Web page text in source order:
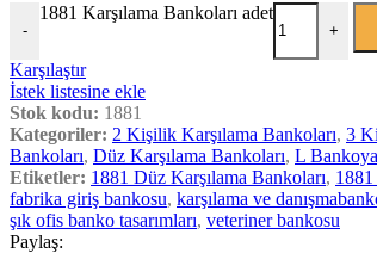
-
1881 Karşılama Bankoları adet
+
Karşılaştır
İstek listesine ekle
Stok kodu: 1881
Kategoriler: 2 Kişilik Karşılama Bankoları, 3
Bankoları, Düz Karşılama Bankoları, L
Etiketler: 1881 Düz Karşılama Bankoları, 1881
fabrika giriş bankosu, karşılama ve
şık ofis banko tasarımları, veteriner bankosu
Paylaş: